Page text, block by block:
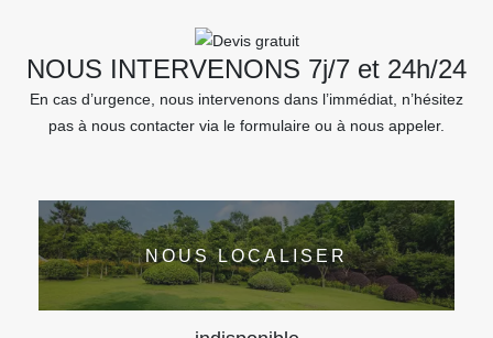
NOUS INTERVENONS 7j/7 et 24h/24
En cas d’urgence, nous intervenons dans l’immédiat, n’hésitez
pas à nous contacter via le formulaire ou à nous appeler.
NOUS LOCALISER